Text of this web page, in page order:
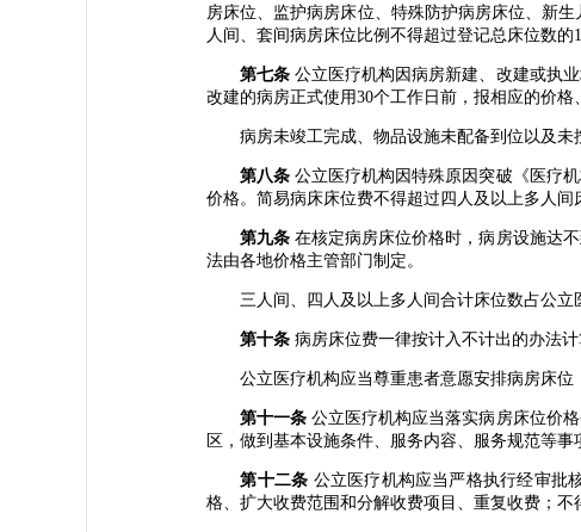
房床位、监护病房床位、特殊防护病房床位、新
人间、套间病房床位比例不得超过登记总床位数的
第七条 公立医疗机构因病房新建、改建或执
改建的病房正式使用30个工作日前，报相应的价格
病房未竣工完成、物品设施未配备到位以及未
第八条 公立医疗机构因特殊原因突破《医疗
价格。简易病床床位费不得超过四人及以上多人间
第九条 在核定病房床位价格时，病房设施达
法由各地价格主管部门制定。
三人间、四人及以上多人间合计床位数占公立
第十条 病房床位费一律按计入不计出的办法
公立医疗机构应当尊重患者意愿安排病房床位
第十一条 公立医疗机构应当落实病房床位价
区，做到基本设施条件、服务内容、服务规范等事
第十二条 公立医疗机构应当严格执行经审批
格、扩大收费范围和分解收费项目、重复收费；